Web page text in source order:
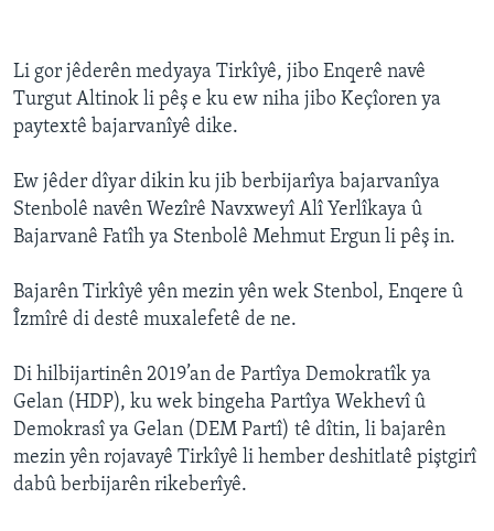
Li gor jêderên medyaya Tirkîyê, jibo Enqerê navê
Turgut Altinok li pêş e ku ew niha jibo Keçîoren ya
paytextê bajarvanîyê dike.
Ew jêder dîyar dikin ku jib berbijarîya bajarvanîya
Stenbolê navên Wezîrê Navxweyî Alî Yerlîkaya û
Bajarvanê Fatîh ya Stenbolê Mehmut Ergun li pêş in.
Bajarên Tirkîyê yên mezin yên wek Stenbol, Enqere û
Îzmîrê di destê muxalefetê de ne.
Di hilbijartinên 2019’an de Partîya Demokratîk ya
Gelan (HDP), ku wek bingeha Partîya Wekhevî û
Demokrasî ya Gelan (DEM Partî) tê dîtin, li bajarên
mezin yên rojavayê Tirkîyê li hember deshitlatê piştgirî
dabû berbijarên rikeberîyê.